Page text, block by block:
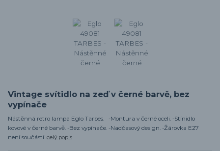
Vintage svítidlo na zeď v černé barvě, bez
vypínače
Nástěnná retro lampa Eglo Tarbes. -Montura v černé oceli. -Stínidlo
kovové v černé barvě. -Bez vypínače. -Nadčasový design. -Žárovka E27
není součástí. celý popis